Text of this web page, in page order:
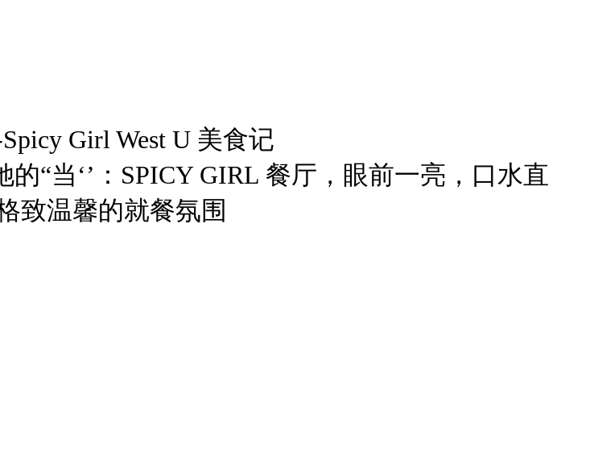
Girl West U 美食记
“当‘’：SPICY GIRL 餐厅，眼前一亮，口水直
致温馨的就餐氛围